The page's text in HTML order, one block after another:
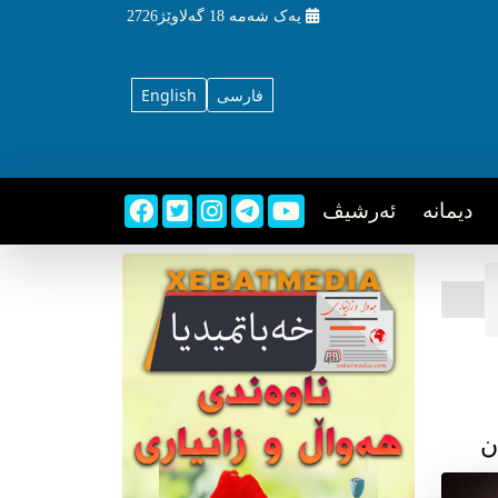
یه‌ک شه‌مه‌ 18 گه‌لاوێژ2726
English فارسی
دیمانه ئه‌رشیڤ